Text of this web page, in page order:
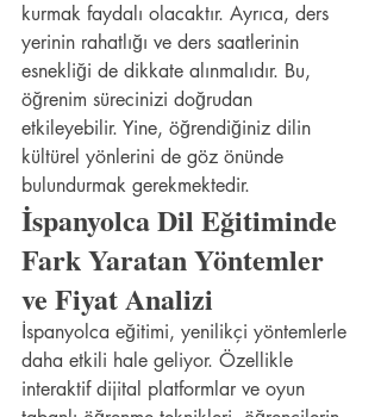
kurmak faydalı olacaktır. Ayrıca, ders
yerinin rahatlığı ve ders saatlerinin
esnekliği de dikkate alınmalıdır. Bu,
öğrenim sürecinizi doğrudan
etkileyebilir. Yine, öğrendiğiniz dilin
kültürel yönlerini de göz önünde
bulundurmak gerekmektedir.
İspanyolca Dil Eğitiminde
Fark Yaratan Yöntemler
ve Fiyat Analizi
İspanyolca eğitimi, yenilikçi yöntemlerle
daha etkili hale geliyor. Özellikle
interaktif dijital platformlar ve oyun